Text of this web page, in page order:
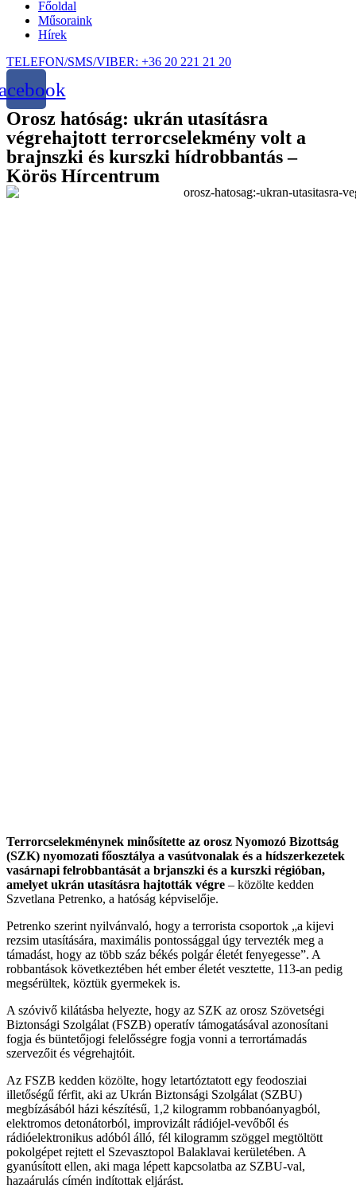
Főoldal
Műsoraink
Hírek
TELEFON/SMS/VIBER: +36 20 221 21 20
Orosz hatóság: ukrán utasításra
végrehajtott terrorcselekmény volt a
brajnszki és kurszki hídrobbantás –
Körös Hírcentrum
Terrorcselekménynek minősítette az orosz Nyomozó Bizottság
(SZK) nyomozati főosztálya a vasútvonalak és a hídszerkezetek
vasárnapi felrobbantását a brjanszki és a kurszki régióban,
amelyet ukrán utasításra hajtották végre – közölte kedden
Szvetlana Petrenko, a hatóság képviselője.
Petrenko szerint nyilvánvaló, hogy a terrorista csoportok „a kijevi
rezsim utasítására, maximális pontossággal úgy tervezték meg a
támadást, hogy az több száz békés polgár életét fenyegesse”. A
robbantások következtében hét ember életét vesztette, 113-an pedig
megsérültek, köztük gyermekek is.
A szóvivő kilátásba helyezte, hogy az SZK az orosz Szövetségi
Biztonsági Szolgálat (FSZB) operatív támogatásával azonosítani
fogja és büntetőjogi felelősségre fogja vonni a terrortámadás
szervezőit és végrehajtóit.
Az FSZB kedden közölte, hogy letartóztatott egy feodosziai
illetőségű férfit, aki az Ukrán Biztonsági Szolgálat (SZBU)
megbízásából házi készítésű, 1,2 kilogramm robbanóanyagból,
elektromos detonátorból, improvizált rádiójel-vevőből és
rádióelektronikus adóból álló, fél kilogramm szöggel megtöltött
pokolgépet rejtett el Szevasztopol Balaklavai kerületében. A
gyanúsított ellen, aki maga lépett kapcsolatba az SZBU-val,
hazaárulás címén indítottak eljárást.